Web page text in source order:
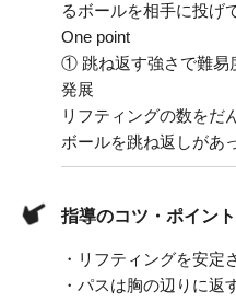
るボールを相手に投げ
One point
① 跳ね返す強さで難易
発展
リフティングの数をだ
ボールを跳ね返しがあ
指導のコツ・ポイント
・リフティングを安定
・パスは胸の辺りに返